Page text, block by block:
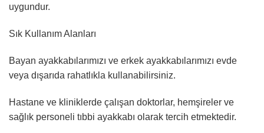
uygundur.
Sık Kullanım Alanları
Bayan ayakkabılarımızı ve erkek ayakkabılarımızı evde
veya dışarıda rahatlıkla kullanabilirsiniz.
Hastane ve kliniklerde çalışan doktorlar, hemşireler ve
sağlık personeli tıbbi ayakkabı olarak tercih etmektedir.